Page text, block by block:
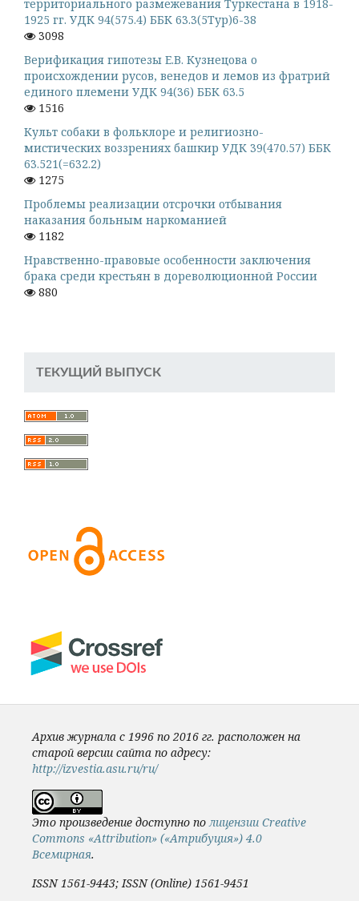
территориального размежевания Туркестана в 1918-
1925 гг. УДК 94(575.4) ББК 63.3(5Тур)6-38
3098
Верификация гипотезы Е.В. Кузнецова о
происхождении русов, венедов и лемов из фратрий
единого племени УДК 94(36) ББК 63.5
1516
Культ собаки в фольклоре и религиозно-
мистических воззрениях башкир УДК 39(470.57) ББК
63.521(=632.2)
1275
Проблемы реализации отсрочки отбывания
наказания больным наркоманией
1182
Нравственно-правовые особенности заключения
брака среди крестьян в дореволюционной России
880
ТЕКУЩИЙ ВЫПУСК
Архив журнала с 1996 по 2016 гг. расположен на
старой версии сайта по адресу:
http://izvestia.asu.ru/ru/
Это произведение доступно полицензии Creative
Commons «Attribution» («Атрибуция») 4.0
Всемирная.
ISSN 1561-9443; ISSN (Online) 1561-9451